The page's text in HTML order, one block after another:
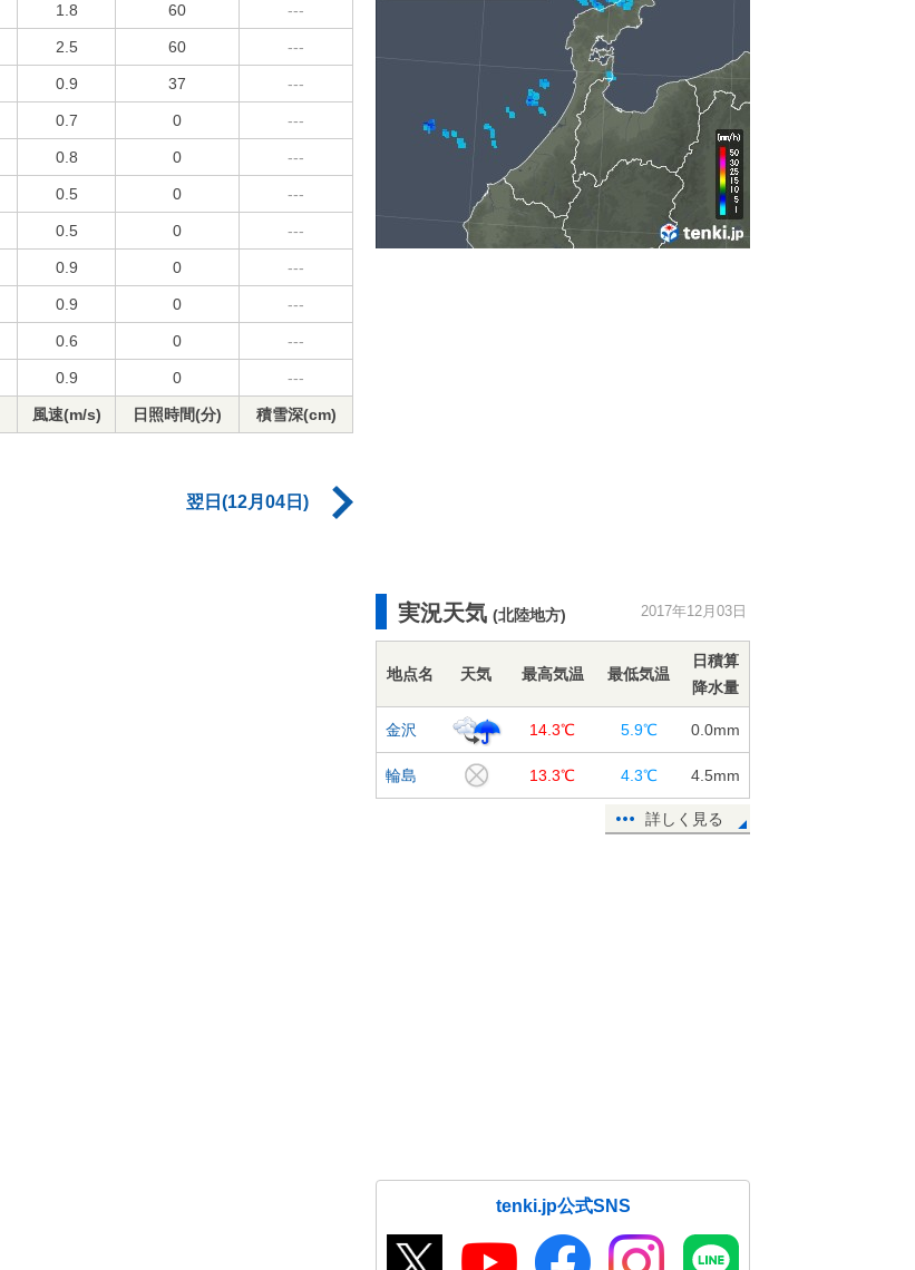
1.8 60 ---
2.5 60 ---
0.9 37 ---
0.7 0 ---
0.8 0 ---
0.5 0 ---
0.5 0 ---
0.9 0 ---
0.9 0 ---
0.6 0 ---
0.9 0 ---
風速(m/s) 日照時間(分) 積雪深(cm)
翌日(12月04日)
実況天気 (北陸地方) 2017年12月03日
地点名 天気 最高気温 最低気温
日積算
降水量
金沢 14.3℃ 5.9℃ 0.0mm
輪島 13.3℃ 4.3℃ 4.5mm
詳しく見る
tenki.jp公式SNS